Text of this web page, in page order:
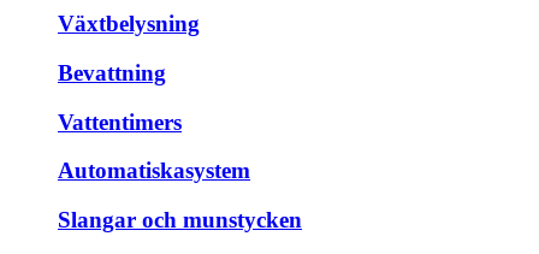
Växtbelysning
Bevattning
Vattentimers
Automatiskasystem
Slangar och munstycken